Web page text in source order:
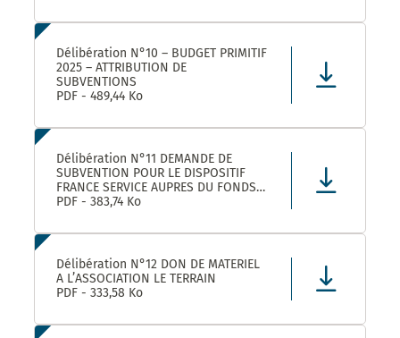
METROPOLE AU TITRE DES EXERCICES
Délibération N°10 – BUDGET PRIMITIF
2025 – ATTRIBUTION DE
SUBVENTIONS
PDF - 489,44 Ko
Délibération N°11 DEMANDE DE
SUBVENTION POUR LE DISPOSITIF
FRANCE SERVICE AUPRES DU FONDS
NATIONAL D’AMENAGEMENT ET DE
DU FONDS NATIONAL FRANCE
PDF - 383,74 Ko
Délibération N°12 DON DE MATERIEL
A L’ASSOCIATION LE TERRAIN
PDF - 333,58 Ko